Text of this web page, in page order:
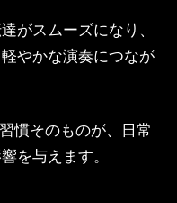
がスムーズになり、
やかな演奏につなが
慣そのものが、日常
を与えます。